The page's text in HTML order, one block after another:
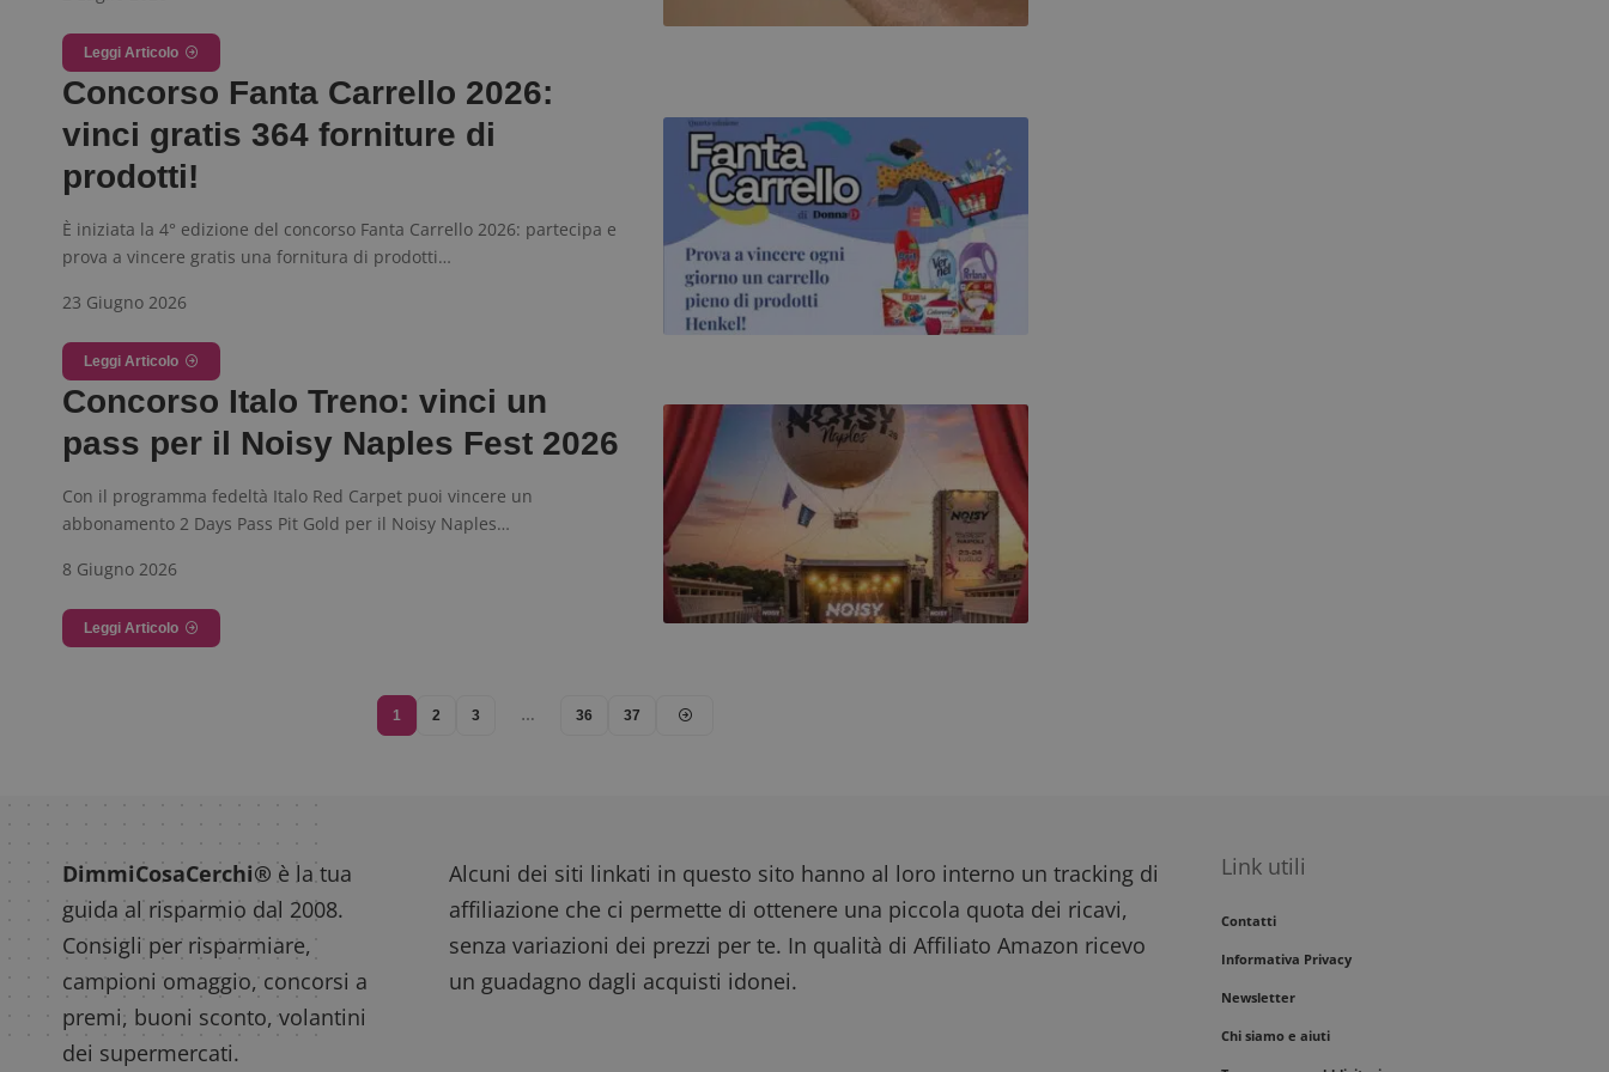
Leggi Articolo
Concorso Fanta Carrello 2026:
vinci gratis 364 forniture di
prodotti!
È iniziata la 4° edizione del concorso Fanta Carrello 2026: partecipa e
prova a vincere gratis una fornitura di prodotti…
23 Giugno 2026
Leggi Articolo
Concorso Italo Treno: vinci un
pass per il Noisy Naples Fest 2026
Con il programma fedeltà Italo Red Carpet puoi vincere un
abbonamento 2 Days Pass Pit Gold per il Noisy Naples…
8 Giugno 2026
Leggi Articolo
1 2 3 … 36 37
DimmiCosaCerchi® è la tua
guida al risparmio dal 2008.
Consigli per risparmiare,
campioni omaggio, concorsi a
premi, buoni sconto, volantini
dei supermercati.
Alcuni dei siti linkati in questo sito hanno al loro interno un tracking di
affiliazione che ci permette di ottenere una piccola quota dei ricavi,
senza variazioni dei prezzi per te. In qualità di Affiliato Amazon ricevo
un guadagno dagli acquisti idonei.
Link utili
Contatti
Informativa Privacy
Newsletter
Chi siamo e aiuti
ritiene sia un codice di riferimento per il dominio che imposta il
prestazioni del sito. È un cookie di tipo pattern, in cui il prefisso
_pk_ses è seguito da una breve serie di numeri e lettere, che si
ritiene sia un codice di riferimento per il dominio che imposta il
cookie.
1 anno
Questo cookie viene utilizzato per l'analisi interna dall'operatore
del sito.
__eoi
5 mesi 4
settimane
Questo cookie viene utilizzato per registrare l'impegno dell'utente
e l'interazione con il sito web, contribuendo a migliorare
l'esperienza dell'utente e analizzare le prestazioni del sito.